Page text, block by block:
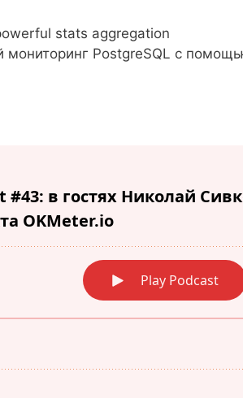
stats aggregation
PostgreSQL с